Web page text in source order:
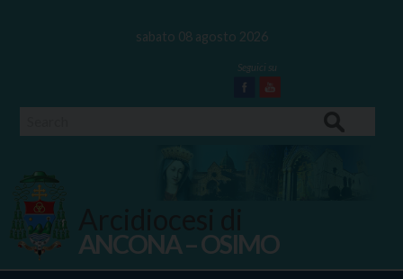
sabato 08 agosto 2026
Facebook
Youtube
ANCONA – OSIMO